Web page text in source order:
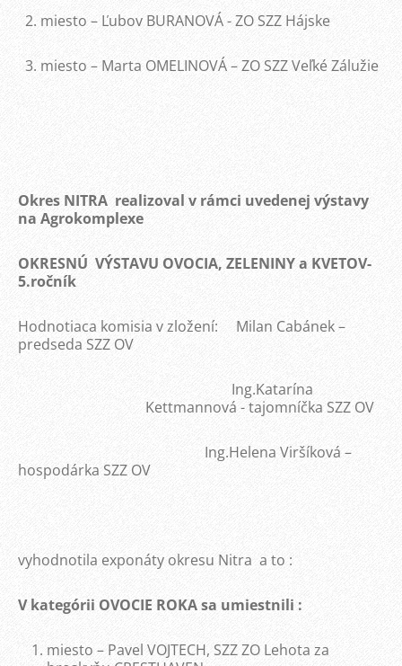
2. miesto – Ľubov BURANOVÁ - ZO SZZ Hájske
3. miesto – Marta OMELINOVÁ – ZO SZZ Veľké Zálužie
Okres NITRA realizoval v rámci uvedenej výstavy
na Agrokomplexe
OKRESNÚ VÝSTAVU OVOCIA, ZELENINY a KVETOV-
5.ročník
Hodnotiaca komisia v zložení: Milan Cabánek –
predseda SZZ OV
Ing.Katarína
Kettmannová - tajomníčka SZZ OV
Ing.Helena Viršíková –
hospodárka SZZ OV
vyhodnotila exponáty okresu Nitra a to :
V kategórii OVOCIE ROKA sa umiestnili :
miesto – Pavel VOJTECH, SZZ ZO Lehota za